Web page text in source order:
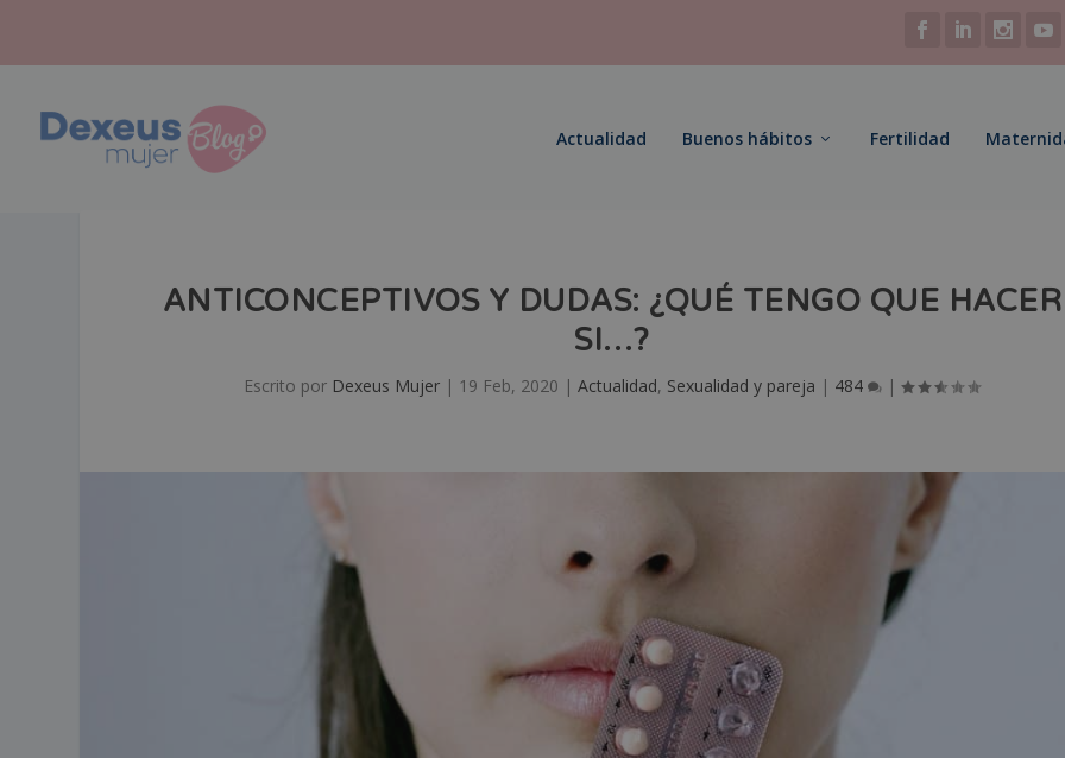
Actualidad Buenos hábitos Fertilidad
ANTICONCEPTIVOS Y DUDAS: ¿QUÉ TENGO QUE HACER
SI…?
Escrito por Dexeus Mujer | 19 Feb, 2020 |Actualidad, Sexualidad y pareja | 484 |